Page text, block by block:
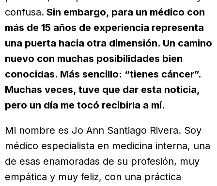
confusa. Sin embargo, para un médico con
más de 15 años de experiencia representa
una puerta hacia otra dimensión. Un camino
nuevo con muchas posibilidades bien
conocidas. Más sencillo: “tienes cáncer”.
Muchas veces, tuve que dar esta noticia,
pero un día me tocó recibirla a mí.
Mi nombre es Jo Ann Santiago Rivera. Soy
médico especialista en medicina interna, una
de esas enamoradas de su profesión, muy
empática y muy feliz, con una práctica